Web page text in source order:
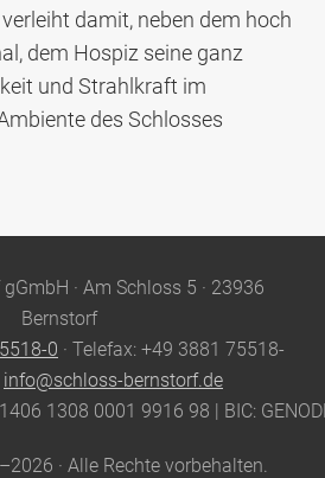
damit, neben dem hoch
dem Hospiz seine ganz
und Strahlkraft im
des Schlosses
· Am Schloss 5 · 23936
Bernstorf
0 · Telefax: +49 3881 75518-
info@schloss-bernstorf.de
1308 0001 9916 98 | BIC:
· Alle Rechte vorbehalten.